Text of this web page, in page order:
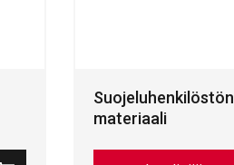
Suojeluhenkilöstön
materiaali